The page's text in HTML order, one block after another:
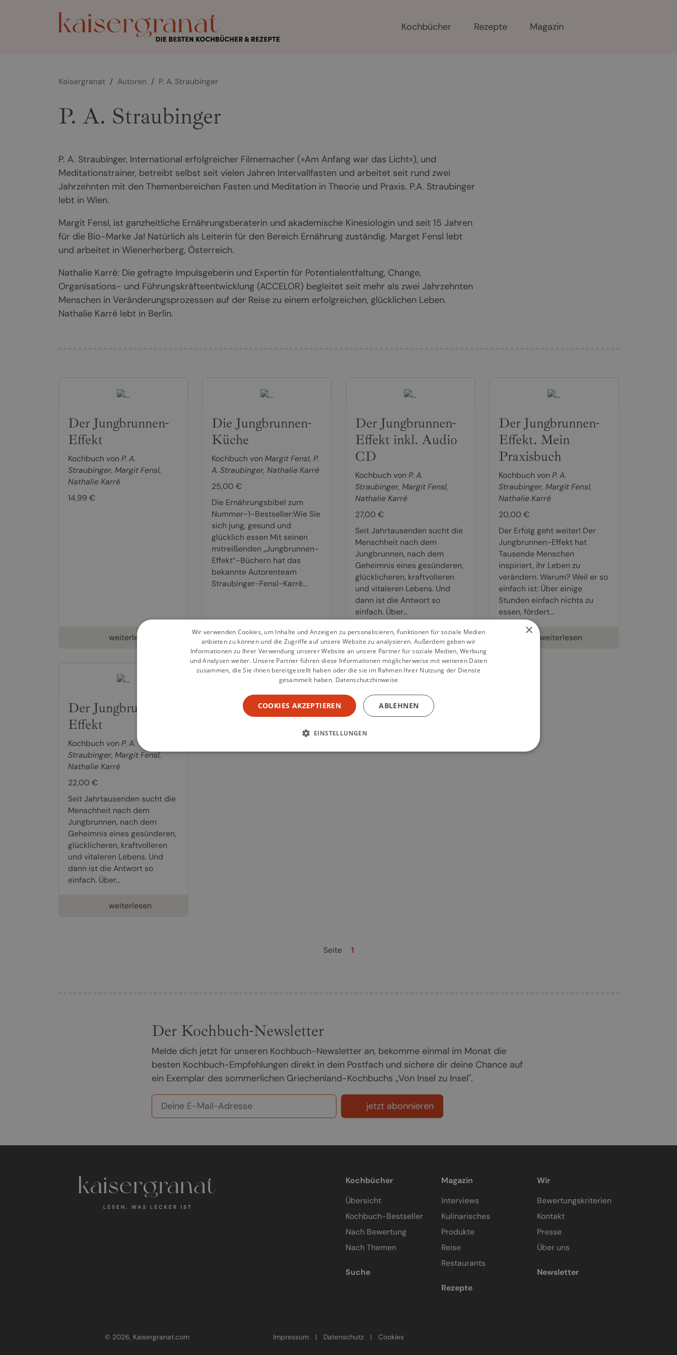
Kochbücher Rezepte Magazin
Kaisergranat / Autoren / P. A. Straubinger
P. A. Straubinger
P. A. Straubinger, International erfolgreicher Filmemacher (»Am Anfang war das Licht«), und
Meditationstrainer, betreibt selbst seit vielen Jahren Intervallfasten und arbeitet seit rund zwei
Jahrzehnten mit den Themenbereichen Fasten und Meditation in Theorie und Praxis. P.A. Straubinger
lebt in Wien.
Margit Fensl, ist ganzheitliche Ernährungsberaterin und akademische Kinesiologin und seit 15 Jahren
für die Bio-Marke Ja! Natürlich als Leiterin für den Bereich Ernährung zuständig. Marget Fensl lebt
und arbeitet in Wienerherberg, Österreich.
Nathalie Karré: Die gefragte Impulsgeberin und Expertin für Potentialentfaltung, Change,
Organisations- und Führungskräfteentwicklung (ACCELOR) begleitet seit mehr als zwei Jahrzehnten
Menschen in Veränderungsprozessen auf der Reise zu einem erfolgreichen, glücklichen Leben.
Nathalie Karré lebt in Berlin.
Der Jungbrunnen-
Effekt
Kochbuch von P. A.
Straubinger, Margit Fensl,
Nathalie Karré
14,99 €
weiterlesen
Die Jungbrunnen-
Küche
Kochbuch von Margit Fensl, P.
A. Straubinger, Nathalie Karré
25,00 €
Die Ernährungsbibel zum
Nummer-1-Bestseller:Wie Sie
sich jung, gesund und
glücklich essen Mit seinen
mitreißenden „Jungbrunnen-
Effekt“-Büchern hat das
bekannte Autorenteam
Straubinger-Fensl-Karré...
weiterlesen
Der Jungbrunnen-
Effekt inkl. Audio
CD
Kochbuch von P. A.
Straubinger, Margit Fensl,
Nathalie Karré
27,00 €
Seit Jahrtausenden sucht die
Menschheit nach dem
Jungbrunnen, nach dem
Geheimnis eines gesünderen,
glücklicheren, kraftvolleren
und vitaleren Lebens. Und
dann ist die Antwort so
einfach. Über...
weiterlesen
Der Jungbrunnen-
Effekt. Mein
Praxisbuch
Kochbuch von P. A.
Straubinger, Margit Fensl,
Nathalie Karré
20,00 €
Der Erfolg geht weiter! Der
Jungbrunnen-Effekt hat
Tausende Menschen
inspiriert, ihr Leben zu
verändern. Warum? Weil er so
einfach ist: Über einige
Stunden einfach nichts zu
essen, fördert...
weiterlesen
Der Jungbrunnen-
Effekt
Kochbuch von P. A.
Straubinger, Margit Fensl,
Nathalie Karré
22,00 €
Seit Jahrtausenden sucht die
Menschheit nach dem
Jungbrunnen, nach dem
Geheimnis eines gesünderen,
glücklicheren, kraftvolleren
und vitaleren Lebens. Und
dann ist die Antwort so
einfach. Über...
weiterlesen
Seite 1
Der Kochbuch-Newsletter
Melde dich jetzt für unseren Kochbuch-Newsletter an, bekomme einmal im Monat die
besten Kochbuch-Empfehlungen direkt in dein Postfach und sichere dir deine Chance auf
ein Exemplar des sommerlichen Griechenland-Kochbuchs „Von Insel zu Insel".
jetzt abonnieren
Kochbücher
Übersicht
Kochbuch-Bestseller
Nach Bewertung
Nach Themen
Suche
Magazin
Interviews
Kulinarisches
Produkte
Reise
Restaurants
Rezepte
Wir
Bewertungskriterien
Kontakt
Presse
Über uns
Newsletter
© 2026, Kaisergranat.com Impressum | Datenschutz | Cookies
×
Wir verwenden Cookies, um Inhalte und Anzeigen zu personalisieren, Funktionen für soziale Medien
anbieten zu können und die Zugriffe auf unsere Website zu analysieren. Außerdem geben wir
Informationen zu Ihrer Verwendung unserer Website an unsere Partner für soziale Medien, Werbung
und Analysen weiter. Unsere Partner führen diese Informationen möglicherweise mit weiteren Daten
zusammen, die Sie ihnen bereitgestellt haben oder die sie im Rahmen Ihrer Nutzung der Dienste
gesammelt haben. Datenschutzhinweise
COOKIES AKZEPTIEREN ABLEHNEN
EINSTELLUNGEN